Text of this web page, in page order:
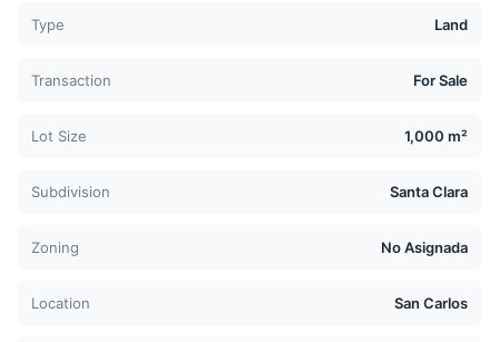
Type Land
Transaction For Sale
Lot Size 1,000 m²
Subdivision Santa Clara
Zoning No Asignada
Location San Carlos